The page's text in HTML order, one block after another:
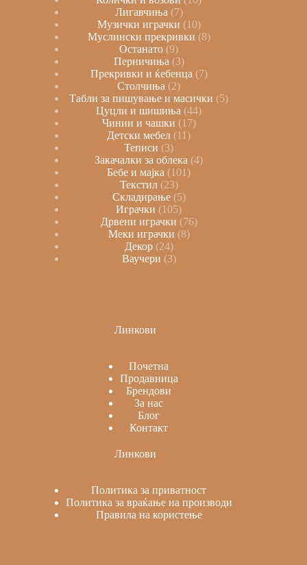
Лигавчиња 7
Музички играчки 10
Муслински прекривки 8
Останато 9
Перничиња 3
Прекривки и ќебенца 7
Столчиња
2
Табли за пишување и масички
5
Цуцли и шишиња 44
Чинии и чашки 17
Детски мебел
11
Теписи
3
Закачалки за облека 4
Бебе и мајка
101
Текстил 23
Складирање 5
Играчки
105
Дрвени играчки 76
Меки играчки 8
Декор 24
Ваучери 3
Линкови
Почетна
Продавница
Брендови
За нас
Блог
Контакт
Линкови
Политика за приватност
Политика за враќање на производи
Правила на користење